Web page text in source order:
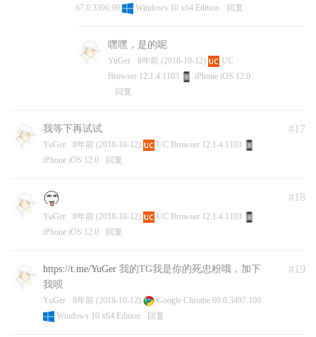
../src/diskusage_posix.cpp:10:28: warning: missing
Wmissing-field-initializers]
../src/diskusage_posix.cpp:10:28: warning: missing
initializer for member ‘statvfs::__f_spare’ [-Wmissing-
COPY Release/diskusage.node
YuGer 8年前 (2018-10-11)
Google Chrome 69.0.3497.100
Windows 10 x64 Edition
67.0.3396.99
Windows 10 x64 Edition 回复
嘿嘿，是的呢
YuGer 8年前 (2018-10-12)
UC
Browser 12.1.4.1103
iPhone iOS 12.0
回复
#17
我等下再试试
YuGer 8年前 (2018-10-12)
UC Browser 12.1.4.1103
iPhone iOS 12.0
回复
#18
YuGer 8年前 (2018-10-12)
UC Browser 12.1.4.1103
iPhone iOS 12.0
回复
#19
https://t.me/YuGer 我的TG我是你的死忠粉哦，加下
我呗
YuGer 8年前 (2018-10-12)
Google Chrome 69.0.3497.100
Windows 10 x64 Edition
回复